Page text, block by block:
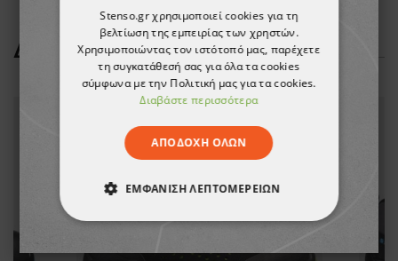
ΔΕΊΤΕ ΠΕΡΙΣΣΌΤΕΡΑ
Stenso.gr χρησιμοποιεί cookies για τη
βελτίωση της εμπειρίας των χρηστών.
Χρησιμοποιώντας τον ιστότοπό μας, παρέχετε
τη συγκατάθεσή σας για όλα τα cookies
σύμφωνα με την Πολιτική μας για τα cookies.
Διαβάστε περισσότερα
ΑΠΟΔΟΧΉ ΌΛΩΝ
ΕΜΦΆΝΙΣΗ ΛΕΠΤΟΜΕΡΕΙΏΝ
ΑΠΟΛΎΤΩΣ ΑΠΑΡΑΊΤΗΤΑ